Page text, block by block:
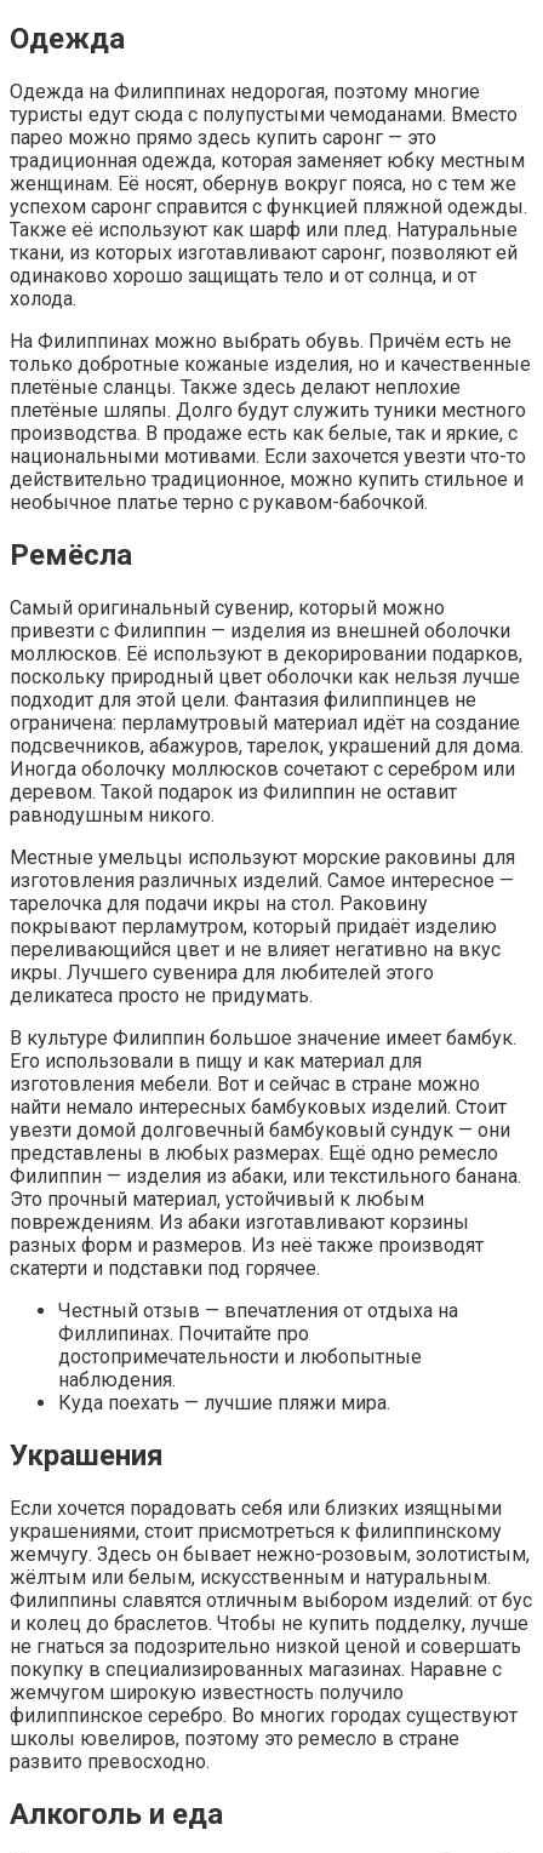
Одежда
Одежда на Филиппинах недорогая, поэтому многие
туристы едут сюда с полупустыми чемоданами. Вместо
парео можно прямо здесь купить саронг — это
традиционная одежда, которая заменяет юбку местным
женщинам. Её носят, обернув вокруг пояса, но с тем же
успехом саронг справится с функцией пляжной одежды.
Также её используют как шарф или плед. Натуральные
ткани, из которых изготавливают саронг, позволяют ей
одинаково хорошо защищать тело и от солнца, и от
холода.
На Филиппинах можно выбрать обувь. Причём есть не
только добротные кожаные изделия, но и качественные
плетёные сланцы. Также здесь делают неплохие
плетёные шляпы. Долго будут служить туники местного
производства. В продаже есть как белые, так и яркие, с
национальными мотивами. Если захочется увезти что-то
действительно традиционное, можно купить стильное и
необычное платье терно с рукавом-бабочкой.
Ремёсла
Самый оригинальный сувенир, который можно
привезти с Филиппин — изделия из внешней оболочки
моллюсков. Её используют в декорировании подарков,
поскольку природный цвет оболочки как нельзя лучше
подходит для этой цели. Фантазия филиппинцев не
ограничена: перламутровый материал идёт на создание
подсвечников, абажуров, тарелок, украшений для дома.
Иногда оболочку моллюсков сочетают с серебром или
деревом. Такой подарок из Филиппин не оставит
равнодушным никого.
Местные умельцы используют морские раковины для
изготовления различных изделий. Самое интересное —
тарелочка для подачи икры на стол. Раковину
покрывают перламутром, который придаёт изделию
переливающийся цвет и не влияет негативно на вкус
икры. Лучшего сувенира для любителей этого
деликатеса просто не придумать.
В культуре Филиппин большое значение имеет бамбук.
Его использовали в пищу и как материал для
изготовления мебели. Вот и сейчас в стране можно
найти немало интересных бамбуковых изделий. Стоит
увезти домой долговечный бамбуковый сундук — они
представлены в любых размерах. Ещё одно ремесло
Филиппин — изделия из абаки, или текстильного банана.
Это прочный материал, устойчивый к любым
повреждениям. Из абаки изготавливают корзины
разных форм и размеров. Из неё также производят
скатерти и подставки под горячее.
Честный отзыв — впечатления от отдыха на
Филлипинах. Почитайте про
достопримечательности и любопытные
наблюдения.
Куда поехать — лучшие пляжи мира.
Украшения
Если хочется порадовать себя или близких изящными
украшениями, стоит присмотреться к филиппинскому
жемчугу. Здесь он бывает нежно-розовым, золотистым,
жёлтым или белым, искусственным и натуральным.
Филиппины славятся отличным выбором изделий: от бус
и колец до браслетов. Чтобы не купить подделку, лучше
не гнаться за подозрительно низкой ценой и совершать
покупку в специализированных магазинах. Наравне с
жемчугом широкую известность получило
филиппинское серебро. Во многих городах существуют
школы ювелиров, поэтому это ремесло в стране
развито превосходно.
Алкоголь и еда